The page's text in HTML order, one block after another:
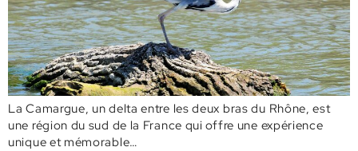
La Camargue, un delta entre les deux bras du Rhône, est
une région du sud de la France qui offre une expérience
unique et mémorable…